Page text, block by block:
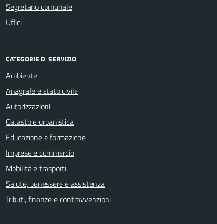
Segretario comunale
Uffici
CATEGORIE DI SERVIZIO
Ambiente
Anagrafe e stato civile
Autorizzazioni
Catasto e urbanistica
Educazione e formazione
Imprese e commercio
Mobilità e trasporti
Salute, benessere e assistenza
Tributi, finanze e contravvenzioni